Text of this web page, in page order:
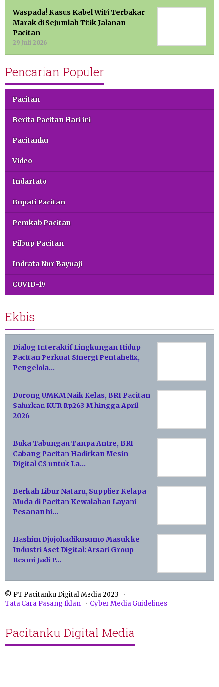
Waspada! Kasus Kabel WiFi Terbakar
Marak di Sejumlah Titik Jalanan
Pacitan
29 Juli 2026
Pencarian Populer
Pacitan
Berita Pacitan Hari ini
Pacitanku
Video
Indartato
Bupati Pacitan
Pemkab Pacitan
Pilbup Pacitan
Indrata Nur Bayuaji
COVID-19
Ekbis
Dialog Interaktif Lingkungan Hidup
Pacitan Perkuat Sinergi Pentahelix,
Pengelola…
Dorong UMKM Naik Kelas, BRI Pacitan
Salurkan KUR Rp263 M hingga April
2026
Buka Tabungan Tanpa Antre, BRI
Cabang Pacitan Hadirkan Mesin
Digital CS untuk La…
Berkah Libur Nataru, Supplier Kelapa
Muda di Pacitan Kewalahan Layani
Pesanan hi…
Hashim Djojohadikusumo Masuk ke
Industri Aset Digital: Arsari Group
Resmi Jadi P…
© PT Pacitanku Digital Media 2023
Tata Cara Pasang Iklan
Cyber Media Guidelines
Pacitanku Digital Media